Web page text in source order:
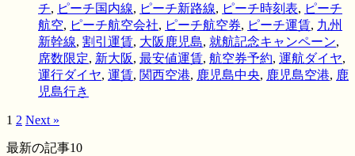
チ, ピーチ国内線, ピーチ新路線, ピーチ時刻表, ピーチ
航空, ピーチ航空会社, ピーチ航空券, ピーチ運賃, 九州
新幹線, 割引運賃, 大阪鹿児島, 就航記念キャンペーン,
席数限定, 新大阪, 最安値運賃, 航空券予約, 運航ダイヤ,
運行ダイヤ, 運賃, 関西空港, 鹿児島中央, 鹿児島空港, 鹿
児島行き
1 2 Next »
最新の記事10